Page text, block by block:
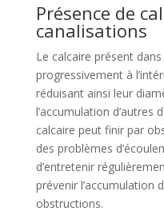
Présence de
canalisations
Le calcaire présent
progressivement à
réduisant ainsi leur
l’accumulation d’autres
calcaire peut finir par
des problèmes
d’entretenir
prévenir l’accumulation
obstructions.